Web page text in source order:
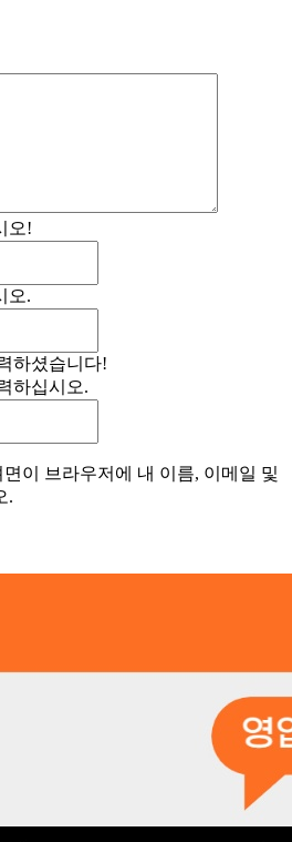
오!
오.
일
하셨습니다!
하십시오.
트
이 브라우저에 내 이름, 이메일 및
.